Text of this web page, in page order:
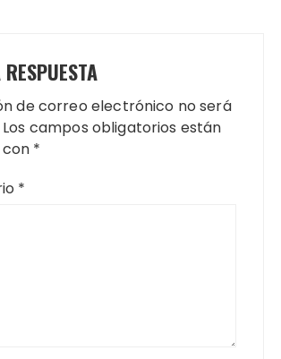
de correo electrónico no será
Los campos obligatorios están
*
*